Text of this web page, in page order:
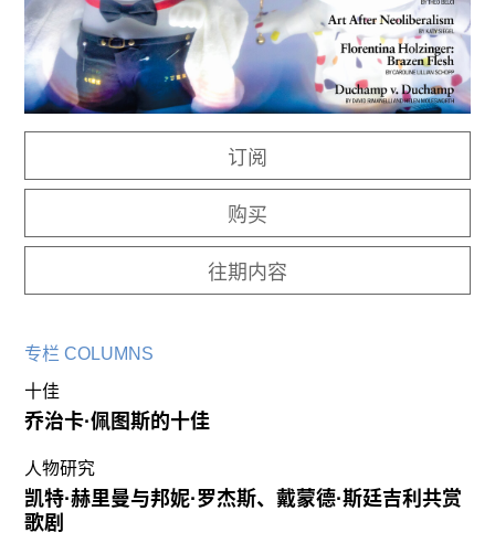
联系我们
关注我们
订阅
购买
往期内容
专栏 COLUMNS
十佳
乔治卡·佩图斯的十佳
人物研究
凯特·赫里曼与邦妮·罗杰斯、戴蒙德·斯廷吉利共赏
歌剧